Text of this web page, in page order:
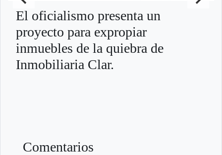
El oficialismo presenta un
proyecto para expropiar
inmuebles de la quiebra de
Inmobiliaria Clar.
Comentarios